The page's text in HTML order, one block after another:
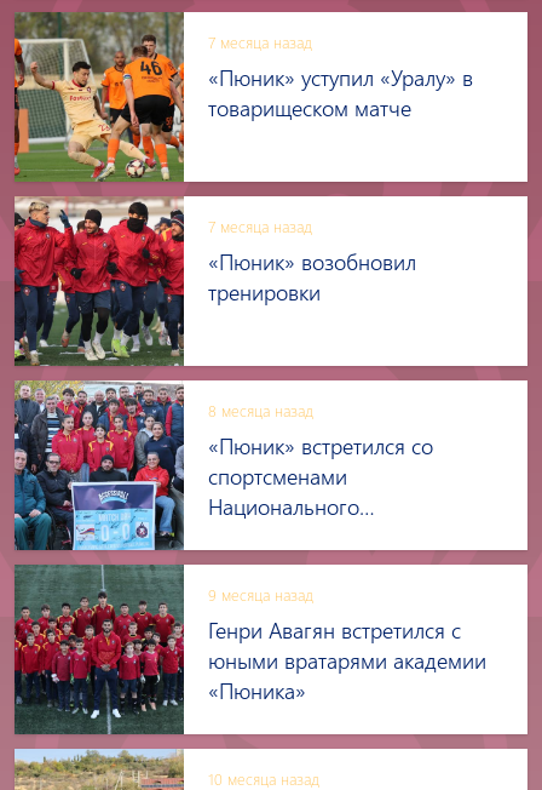
7 месяца назад
«Пюник» уступил «Уралу» в
товарищеском матче
7 месяца назад
«Пюник» возобновил
тренировки
8 месяца назад
«Пюник» встретился со
спортсменами
Национального
Армении
9 месяца назад
Генри Авагян встретился с
юными вратарями академии
«Пюника»
10 месяца назад